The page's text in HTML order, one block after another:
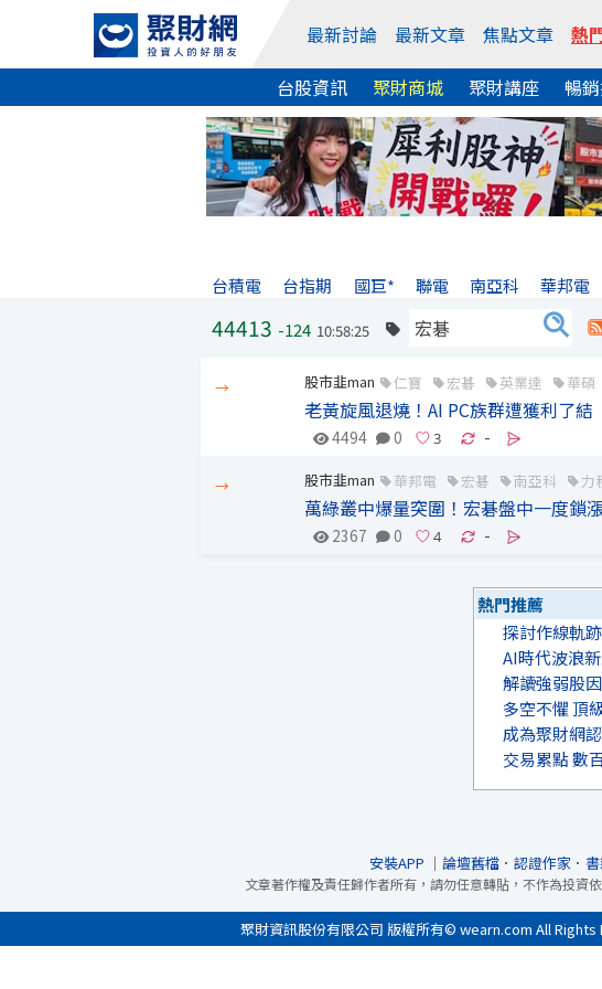
最新討論 最新文章 焦點文章 熱
台股資訊 聚財商城 聚財講座 暢
台積電 台指期 國巨* 聯電 南亞科 華邦電
44413 -124 10:58:25
→ 股市韭man 仁寶 宏碁 英業達 華碩
老黃旋風退燒！AI PC族群遭獲利了
4494 0 -
→ 股市韭man 華邦電 宏碁 南亞科 力
萬綠叢中爆量突圍！宏碁盤中一度鎖
2367 0 -
熱門推薦
探討作線軌
AI時代波浪
解讀強弱股
多空不懼 頂
成為聚財網
交易累點 數
安裝APP ｜ 論壇舊檔． 認證作家．
文章著作權及責任歸作者所有，請勿任意轉貼，不作為投資
聚財資訊股份有限公司 版權所有© wearn.com All